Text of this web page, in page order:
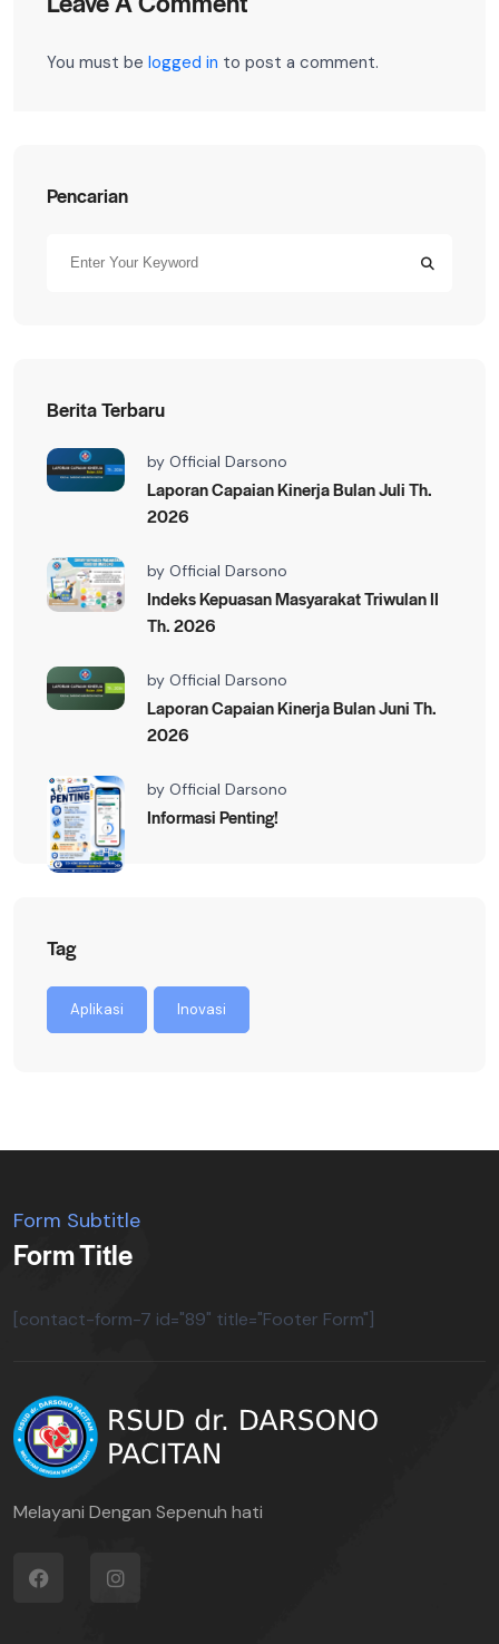
You must be logged in to post a comment.
Pencarian
Berita Terbaru
by Official Darsono
Laporan Capaian Kinerja Bulan Juli Th.
2026
by Official Darsono
Indeks Kepuasan Masyarakat Triwulan II
Th. 2026
by Official Darsono
Laporan Capaian Kinerja Bulan Juni Th.
2026
by Official Darsono
Informasi Penting!
Tag
Aplikasi Inovasi
Form Subtitle
Form Title
[contact-form-7 id="89" title="Footer Form"]
Melayani Dengan Sepenuh hati